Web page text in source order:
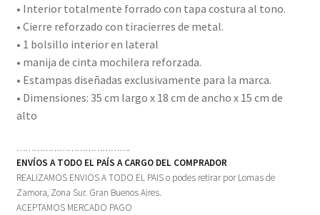
• Interior totalmente forrado con tapa costura al tono.
• Cierre reforzado con tiracierres de metal.
• 1 bolsillo interior en lateral
• manija de cinta mochilera reforzada.
• Estampas diseñadas exclusivamente para la marca.
• Dimensiones: 35 cm largo x 18 cm de ancho x 15 cm de
alto
………………………………….
ENVÍOS A TODO EL PAÍS A CARGO DEL COMPRADOR
REALIZAMOS ENVIOS A TODO EL PAIS o podes retirar por Lomas de
Zamora, Zona Sur. Gran Buenos Aires.
ACEPTAMOS MERCADO PAGO